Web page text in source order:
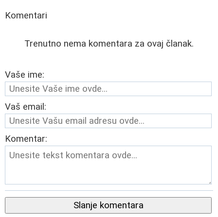
Komentari
Trenutno nema komentara za ovaj članak.
Vaše ime:
Vaš email:
Komentar:
Slanje komentara